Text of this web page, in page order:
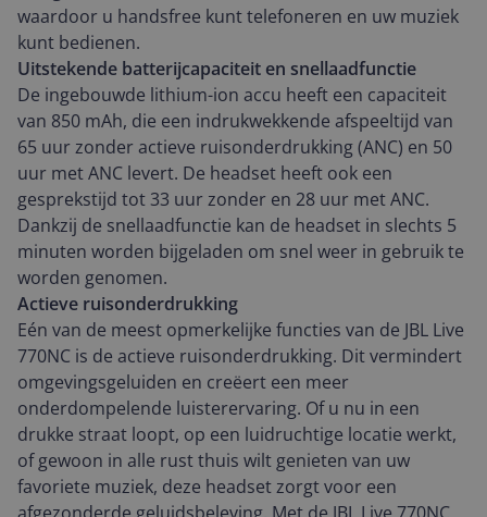
waardoor u handsfree kunt telefoneren en uw muziek
kunt bedienen.
Uitstekende batterijcapaciteit en snellaadfunctie
De ingebouwde lithium-ion accu heeft een capaciteit
van 850 mAh, die een indrukwekkende afspeeltijd van
65 uur zonder actieve ruisonderdrukking (ANC) en 50
uur met ANC levert. De headset heeft ook een
gesprekstijd tot 33 uur zonder en 28 uur met ANC.
Dankzij de snellaadfunctie kan de headset in slechts 5
minuten worden bijgeladen om snel weer in gebruik te
worden genomen.
Actieve ruisonderdrukking
Eén van de meest opmerkelijke functies van de JBL Live
770NC is de actieve ruisonderdrukking. Dit vermindert
omgevingsgeluiden en creëert een meer
onderdompelende luisterervaring. Of u nu in een
drukke straat loopt, op een luidruchtige locatie werkt,
of gewoon in alle rust thuis wilt genieten van uw
favoriete muziek, deze headset zorgt voor een